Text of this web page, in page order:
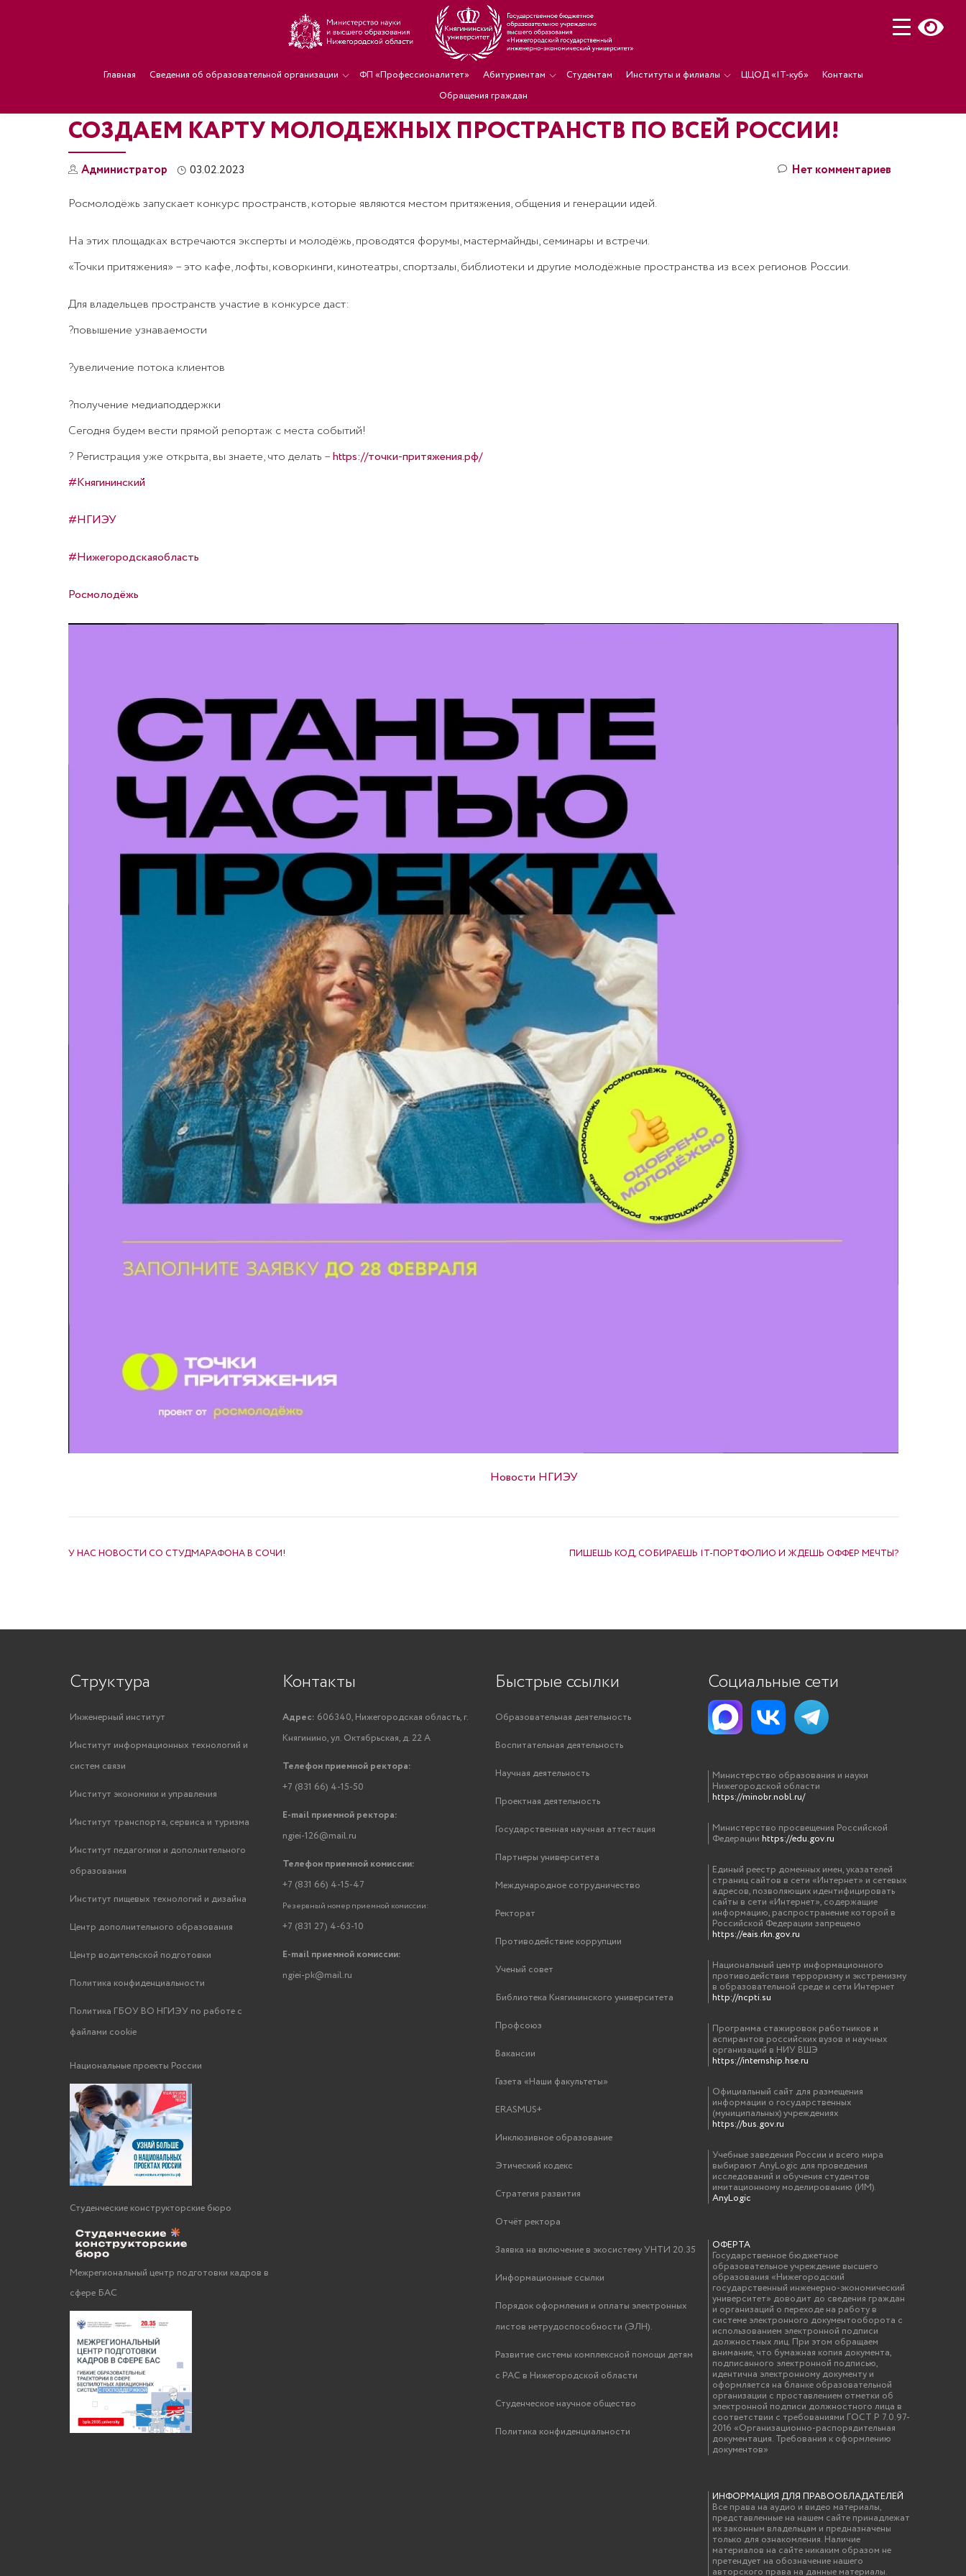
Главная Сведения об образовательной организации ФП «Профессионалитет» Абитуриентам Студентам Институты и филиалы ЦЦОД «IT-куб»
Контакты
Обращения граждан
СОЗДАЕМ КАРТУ МОЛОДЕЖНЫХ ПРОСТРАНСТВ ПО ВСЕЙ РОССИИ!
Администратор 03.02.2023 Нет комментариев
Росмолодёжь запускает конкурс пространств, которые являются местом притяжения, общения и генерации идей.
На этих площадках встречаются эксперты и молодёжь, проводятся форумы, мастермайнды, семинары и встречи.
«Точки притяжения» – это кафе, лофты, коворкинги, кинотеатры, спортзалы, библиотеки и другие молодёжные пространства из всех регионов России.
Для владельцев пространств участие в конкурсе даст:
?повышение узнаваемости
?увеличение потока клиентов
?получение медиаподдержки
Сегодня будем вести прямой репортаж с места событий!
? Регистрация уже открыта, вы знаете, что делать –https://точки-притяжения.рф/
#Княгининский
#НГИЭУ
#Нижегородскаяобласть
Росмолодёжь
Новости НГИЭУ
У НАС НОВОСТИ СО СТУДМАРАФОНА В СОЧИ! ПИШЕШЬ КОД, СОБИРАЕШЬ IT-ПОРТФОЛИО И ЖДЕШЬ ОФФЕР МЕЧТЫ?
Структура
Инженерный институт
Институт информационных технологий и
систем связи
Институт экономики и управления
Институт транспорта, сервиса и туризма
Институт педагогики и дополнительного
образования
Институт пищевых технологий и дизайна
Центр дополнительного образования
Центр водительской подготовки
Политика конфиденциальности
Политика ГБОУ ВО НГИЭУ по работе с
файлами cookie
Национальные проекты России
Студенческие конструкторские бюро
Межрегиональный центр подготовки кадров в
сфере БАС
Контакты
Адрес: 606340, Нижегородская область, г.
Княгинино, ул. Октябрьская, д. 22 А
Телефон приемной ректора:
+7 (831 66) 4-15-50
E-mail приемной ректора:
ngiei-126@mail.ru
Телефон приемной комиссии:
+7 (831 66) 4-15-47
Резервный номер приемной комиссии:
+7 (831 27) 4-63-10
E-mail приемной комиссии:
ngiei-pk@mail.ru
Быстрые ссылки
Образовательная деятельность
Воспитательная деятельность
Научная деятельность
Проектная деятельность
Государственная научная аттестация
Партнеры университета
Международное сотрудничество
Ректорат
Противодействие коррупции
Ученый совет
Библиотека Княгининского университета
Профсоюз
Вакансии
Газета «Наши факультеты»
ERASMUS+
Инклюзивное образование
Этический кодекс
Стратегия развития
Отчёт ректора
Заявка на включение в экосистему УНТИ 20.35
Информационные ссылки
Порядок оформления и оплаты электронных
листов нетрудоспособности (ЭЛН).
Развитие системы комплексной помощи детям
с РАС в Нижегородской области
Студенческое научное общество
Политика конфиденциальности
Социальные сети
Министерство образования и науки
Нижегородской области
https://minobr.nobl.ru/
Министерство просвещения Российской
Федерации https://edu.gov.ru
Единый реестр доменных имен, указателей
страниц сайтов в сети «Интернет» и сетевых
адресов, позволяющих идентифицировать
сайты в сети «Интернет», содержащие
информацию, распространение которой в
Российской Федерации запрещено
https://eais.rkn.gov.ru
Национальный центр информационного
противодействия терроризму и экстремизму
в образовательной среде и сети Интернет
http://ncpti.su
Программа стажировок работников и
аспирантов российских вузов и научных
организаций в НИУ ВШЭ
https://internship.hse.ru
Официальный сайт для размещения
информации о государственных
(муниципальных) учреждениях
https://bus.gov.ru
Учебные заведения России и всего мира
выбирают AnyLogic для проведения
исследований и обучения студентов
имитационному моделированию (ИМ).
AnyLogic
ОФЕРТА
Государственное бюджетное
образовательное учреждение высшего
образования «Нижегородский
государственный инженерно-экономический
университет» доводит до сведения граждан
и организаций о переходе на работу в
системе электронного документооборота с
использованием электронной подписи
должностных лиц. При этом обращаем
внимание, что бумажная копия документа,
подписанного электронной подписью,
идентична электронному документу и
оформляется на бланке образовательной
организации с проставлением отметки об
электронной подписи должностного лица в
соответствии с требованиями ГОСТ Р 7.0.97-
2016 «Организационно-распорядительная
документация. Требования к оформлению
документов»
ИНФОРМАЦИЯ ДЛЯ ПРАВООБЛАДАТЕЛЕЙ
Все права на аудио и видео материалы,
представленные на нашем сайте принадлежат
их законным владельцам и предназначены
только для ознакомления. Наличие
материалов на сайте никаким образом не
претендует на обозначение нашего
авторского права на данные материалы.